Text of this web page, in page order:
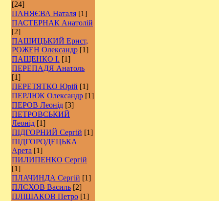
[24]
ПАНЯЄВА Наталя [1]
ПАСТЕРНАК Анатолій
[2]
ПАШИЦЬКИЙ Ернст,
РОЖЕН Олександр [1]
ПАЩЕНКО І. [1]
ПЕРЕПАДЯ Анатоль
[1]
ПЕРЕТЯТКО Юрій [1]
ПЕРЛЮК Олександр [1]
ПЕРОВ Леонід [3]
ПЕТРОВСЬКИЙ
Леонід [1]
ПІДГОРНИЙ Сергій [1]
ПІДГОРОДЕЦЬКА
Арета [1]
ПИЛИПЕНКО Сергій
[1]
ПЛАЧИНДА Сергій [1]
ПЛЄХОВ Василь [2]
ПЛІШАКОВ Петро [1]